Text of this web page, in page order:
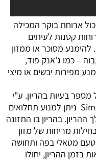
ארוחת בוקר המכילה
קטנות לעיתים
להימנע מסוכר או ממזון
– כמו ג'אנק פוד,
מפירות יבשים או מיצי
מספר בעיות בהריון. ע"י
לקיחת Simple precautionary measures ניתן למנוע תחלואים
ההריון. בהריון בו התזונה
מריחות של מזון
מטאלי בפה ותחושה
בזמן ההריון, יחולו